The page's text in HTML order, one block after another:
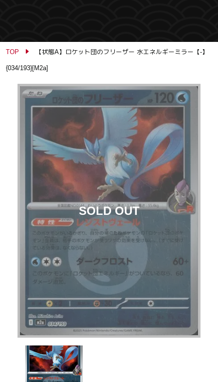
TOP 【状態A】ロケット団のフリーザー 水エネルギーミラー【-】
{034/193}[M2a]